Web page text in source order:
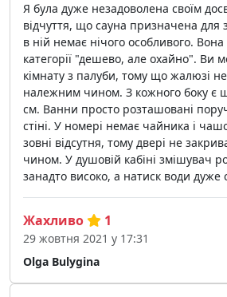
Я була дуже незадоволена своїм
відчуття, що сауна призначена для
в ній немає нічого особливого.
категорії "дешево, але охайно". Ви
кімнату з палуби, тому що жалюзі
належним чином. З кожного боку є
см. Ванни просто розташовані
стіні. У номері немає чайника і
зовні відсутня, тому двері не
чином. У душовій кабіні змішувач
занадто високо, а натиск води дуже
Olga Bulygina
Жахливо 1
29 жовтня 2021 у 17:31